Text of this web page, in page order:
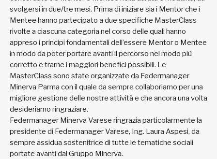
svolgersi in due/tre mesi. Prima di iniziare sia i Mentor che i
Mentee hanno partecipato a due specifiche MasterClass
rivolte a ciascuna categoria nel corso delle quali hanno
appreso i principi fondamentali dell’essere Mentor o Mentee
in modo da poter portare avanti il percorso nel modo più
corretto e trarne i maggiori benefici possibili. Le
MasterClass sono state organizzate da Federmanager
Minerva Parma con il quale da sempre collaboriamo per una
migliore gestione delle nostre attività e che ancora una volta
desideriamo ringraziare.
Federmanager Minerva Varese ringrazia particolarmente la
presidente di Federmanager Varese, Ing. Laura Aspesi, da
sempre assidua sostenitrice di tutte le tematiche sociali
portate avanti dal Gruppo Minerva.